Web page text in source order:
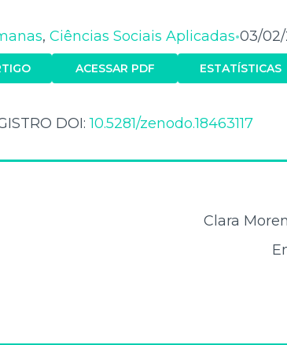
, Ciências Sociais Aplicadas•03/
ACESSAR PDF ESTATÍSTICAS
DOI:10.5281/zenodo.18463117
Clara